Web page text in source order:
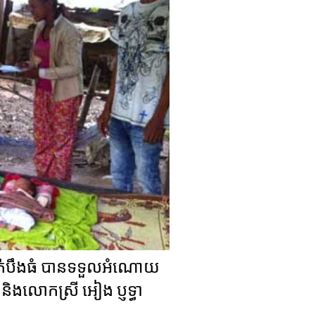
កាត់បឹងធំ បានទទួលអំណោយ
ងលោកស្រី អៀង ប្ញទ្ធា